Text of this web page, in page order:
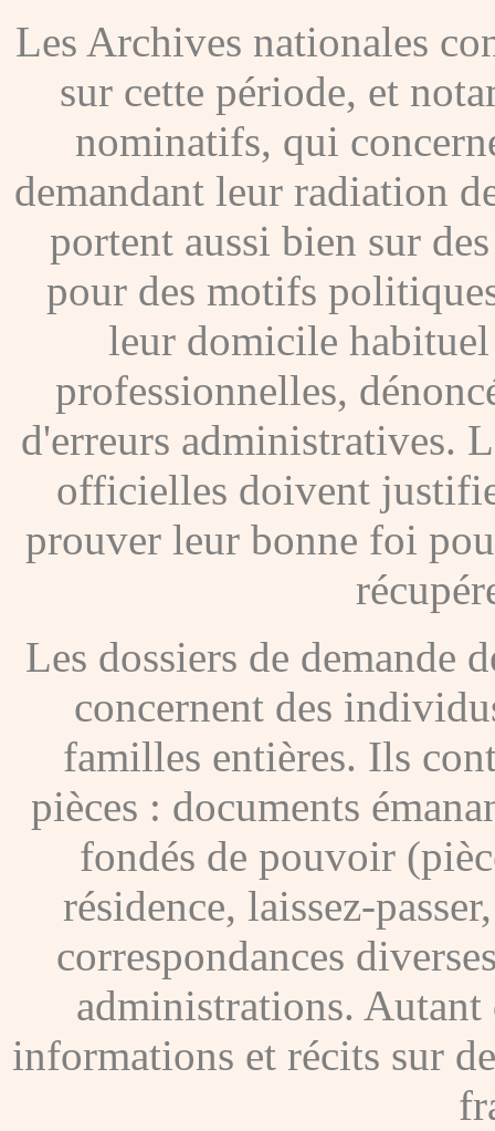
Les Archives nationales
sur cette période, et
nominatifs, qui
demandant leur radiation
portent aussi bien sur
pour des motifs
leur domicile
professionnelles,
d'erreurs administratives.
officielles doivent
prouver leur bonne foi
Les dossiers de demande
concernent des
familles entières. Ils
pièces : documents
fondés de pouvoir
résidence, laissez-
correspondances
administrations. Autant
informations et récits sur